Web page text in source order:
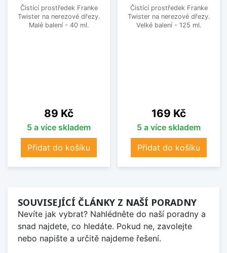
Čistící prostředek Franke
Twister na nerezové dřezy.
Malé balení - 40 ml.
Cena
89 Kč
5 a více skladem
Přidat do košíku
Čistící prostředek Franke
Twister na nerezové dřezy.
Velké balení - 125 ml.
Cena
169 Kč
5 a více skladem
Přidat do košíku
SOUVISEJÍCÍ ČLÁNKY Z NAŠÍ PORADNY
Nevíte jak vybrat? Nahlédněte do naší poradny a
snad najdete, co hledáte. Pokud ne, zavolejte
nebo napište a určitě najdeme řešení.